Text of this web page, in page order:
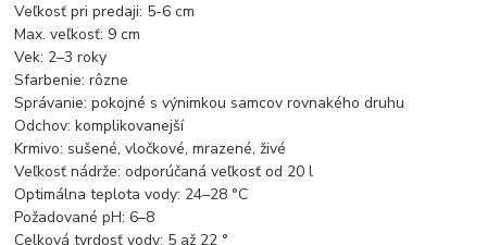
Veľkosť pri predaji: 5-6 cm
Max. veľkosť: 9 cm
Vek: 2–3 roky
Sfarbenie: rôzne
Správanie: pokojné s výnimkou samcov rovnakého druhu
Odchov: komplikovanejší
Krmivo: sušené, vločkové, mrazené, živé
Veľkosť nádrže: odporúčaná veľkosť od 20 l
Optimálna teplota vody: 24–28 °C
Požadované pH: 6–8
Celková tvrdosť vody: 5 až 22 °